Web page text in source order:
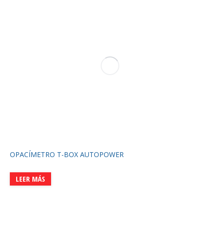
OPACÍMETRO T-BOX AUTOPOWER
LEER MÁS